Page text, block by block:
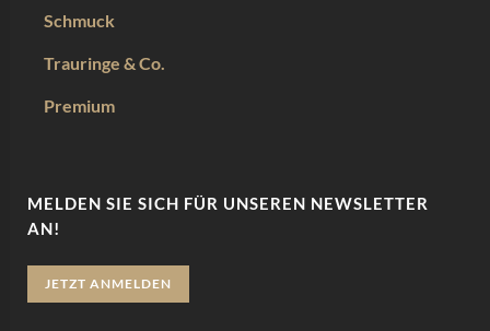
Schmuck
Trauringe & Co.
Premium
MELDEN SIE SICH FÜR UNSEREN NEWSLETTER
AN!
JETZT ANMELDEN